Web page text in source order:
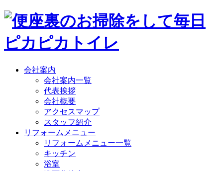
会社案内
会社案内一覧
代表挨拶
会社概要
アクセスマップ
スタッフ紹介
リフォームメニュー
リフォームメニュー一覧
キッチン
浴室